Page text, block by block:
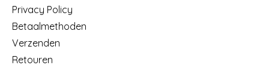
Privacy Policy
Betaalmethoden
Verzenden
Retouren